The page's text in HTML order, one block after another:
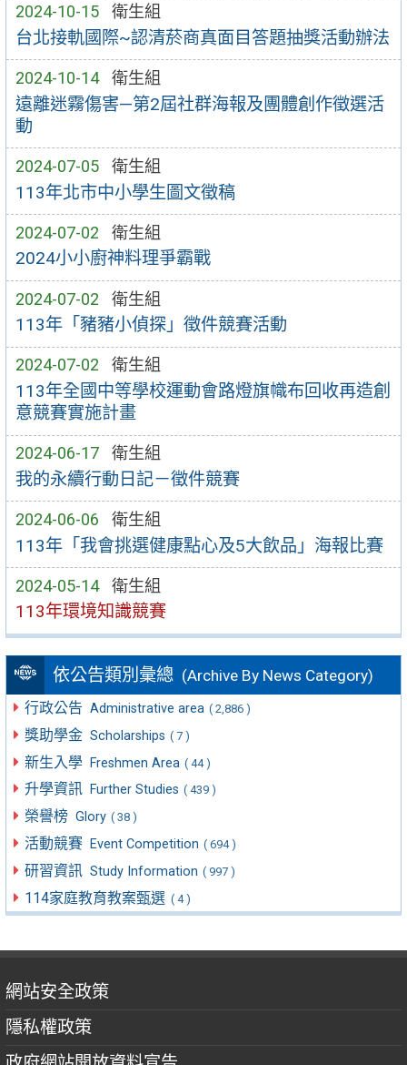
2024-10-15 衛生組
台北接軌國際~認清菸商真面目答題抽獎活動辦法
2024-10-14 衛生組
遠離迷霧傷害—第2屆社群海報及團體創作徵選活
動
2024-07-05 衛生組
113年北市中小學生圖文徵稿
2024-07-02 衛生組
2024小小廚神料理爭霸戰
2024-07-02 衛生組
113年「豬豬小偵探」徵件競賽活動
2024-07-02 衛生組
113年全國中等學校運動會路燈旗幟布回收再造創
意競賽實施計畫
2024-06-17 衛生組
我的永續行動日記－徵件競賽
2024-06-06 衛生組
113年「我會挑選健康點心及5大飲品」海報比賽
2024-05-14 衛生組
113年環境知識競賽
依公告類別彙總 (Archive By News Category)
行政公告 Administrative area ( 2,886 )
獎助學金 Scholarships ( 7 )
新生入學 Freshmen Area ( 44 )
升學資訊 Further Studies ( 439 )
榮譽榜 Glory ( 38 )
活動競賽 Event Competition ( 694 )
研習資訊 Study Information ( 997 )
114家庭教育教案甄選 ( 4 )
網站安全政策
隱私權政策